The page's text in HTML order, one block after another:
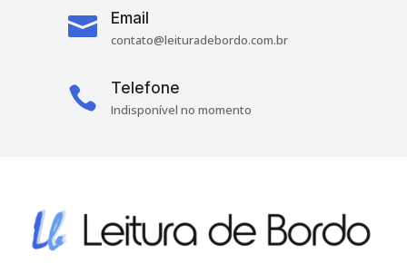
 Email
contato@leituradebordo.com.br
 Telefone
Indisponível no momento